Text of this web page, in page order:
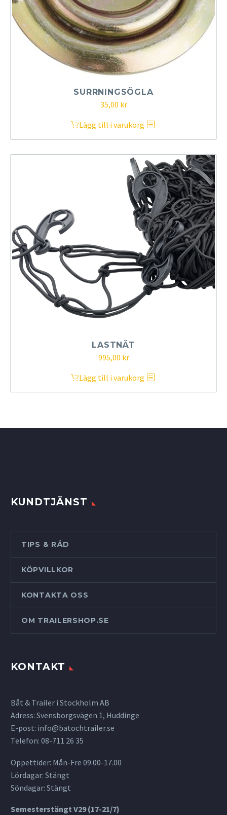
SURRNINGSÖGLA
35,00 kr
Lägg till i varukorg
LASTNÄT
995,00 kr
Lägg till i varukorg
KUNDTJÄNST
TIPS & RÅD
KÖPVILLKOR
KONTAKTA OSS
OM TRAILERSHOP.SE
KONTAKT
Båt & Trailer i Stockholm AB
Adress: Svensborgsvägen 1, Huddinge
E-post: info@batochtrailer.se
Telefon: 08-711 26 35
Öppettider: Mån-Fre 09.00-17.00
Lördagar: Stängt
Söndagar: Stängt
Semesterstängt V29 (17-21/7)